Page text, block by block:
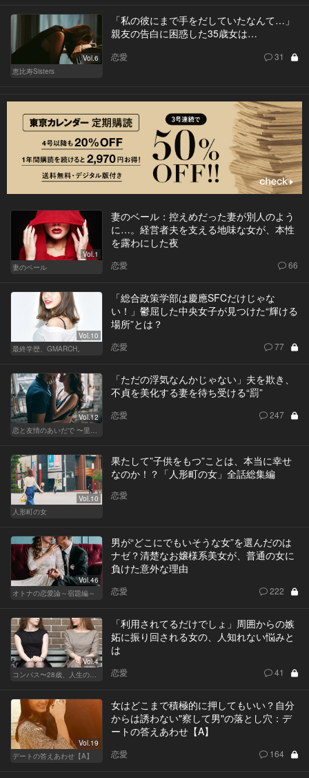
Vol.6
恵比寿Sisters
「私の彼にまで手をだしていたなんて…」
親友の告白に困惑した35歳女は…
恋愛 31
Vol.1
妻のベール
妻のベール：控えめだった妻が別人のよう
に…。経営者夫を支える地味な女が、本性
を露わにした夜
恋愛 66
Vol.10
最終学歴、GMARCH。
「総合政策学部は慶應SFCだけじゃな
い！」鬱屈した中央女子が見つけた“輝ける
場所”とは？
恋愛 77
Vol.12
恋と友情のあいだで 〜里奈 Ver.〜
「ただの浮気なんかじゃない」夫を欺き、
不貞を美化する妻を待ち受ける“罰”
恋愛 247
Vol.10
人形町の女
果たして”子供をもつ”ことは、本当に幸せ
なのか！？「人形町の女」全話総集編
恋愛
Vol.46
オトナの恋愛論～宿題編～
男が“どこにでもいそうな女”を選んだのは
ナゼ？清楚なお嬢様系美女が、普通の女に
負けた意外な理由
恋愛 222
Vol.4
コンパス〜28歳、人生の羅針盤〜
「利用されてるだけでしょ」周囲からの嫉
妬に振り回される女の、人知れない悩みと
は
恋愛 41
Vol.19
デートの答えあわせ【A】
女はどこまで積極的に押してもいい？自分
からは誘わない"察して男"の落とし穴：デ
ートの答えあわせ【A】
恋愛 164